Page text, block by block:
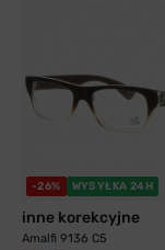
-26% WYSYŁKA 24H
inne korekcyjne
Amalfi 9136 C5